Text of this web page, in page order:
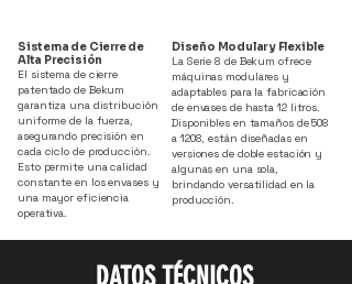
Sistema de Cierre de
Alta Precisión
El sistema de cierre
patentado de Bekum
garantiza una distribución
uniforme de la fuerza,
asegurando precisión en
cada ciclo de producción.
Esto permite una calidad
constante en los envases y
una mayor eficiencia
operativa.
Diseño Modular y Flexible
La Serie 8 de Bekum ofrece
máquinas modulares y
adaptables para la fabricación
de envases de hasta 12 litros.
Disponibles en tamaños de 508
a 1208, están diseñadas en
versiones de doble estación y
algunas en una sola,
brindando versatilidad en la
producción.
DATOS TÉCNICOS